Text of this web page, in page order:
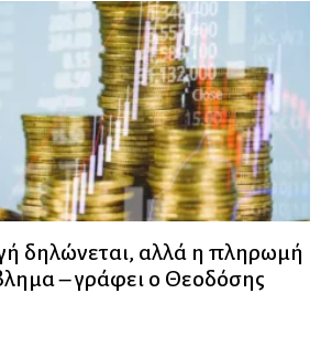
δηλώνεται, αλλά η πληρωμή
– γράφει ο Θεοδόσης